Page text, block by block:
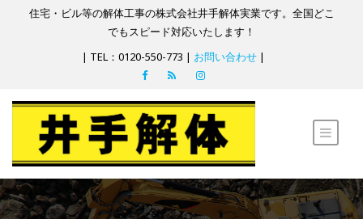
住宅・ビル等の解体工事の株式会社井手解体実業です。全国どこ
でもスピード対応いたします！
| TEL：0120-550-773 | お問い合わせ |